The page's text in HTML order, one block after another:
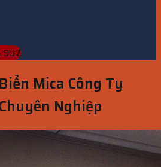
997
Mica Công Ty
Nghiệp